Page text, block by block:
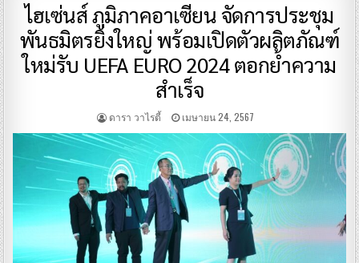
ไฮเซ่นส์ ภูมิภาคอาเซียน จัดการประชุม
พันธมิตรยิ่งใหญ่ พร้อมเปิดตัวผลิตภัณฑ์
ใหม่รับ UEFA EURO 2024 ตอกย้ำความ
สำเร็จ
ดารา วาไรตี้ เมษายน 24, 2567